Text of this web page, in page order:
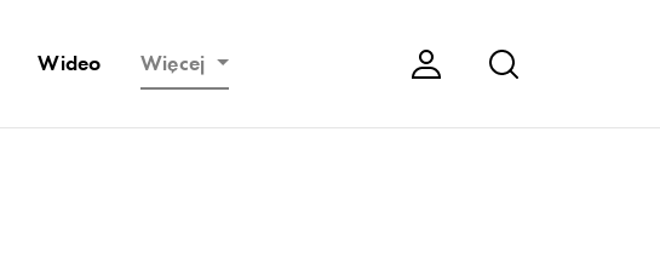
Wideo Więcej